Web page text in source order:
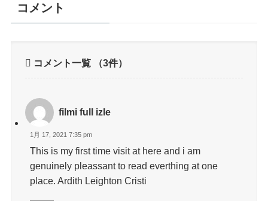
コメント
コメント一覧 （3件）
filmi full izle
1月 17, 2021 7:35 pm
This is my first time visit at here and i am
genuinely pleassant to read everthing at one
place. Ardith Leighton Cristi